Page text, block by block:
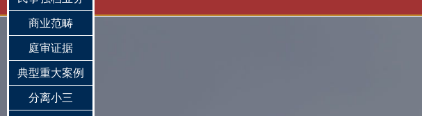
商业范畴
庭审证据
典型重大案例
分离小三